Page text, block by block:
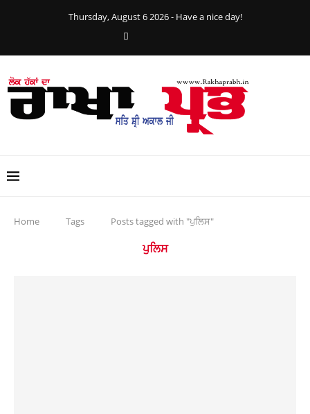
Thursday, August 6 2026 - Have a nice day!
Home Tags Posts tagged with "ਪੁਲਿਸ"
ਪੁਲਿਸ